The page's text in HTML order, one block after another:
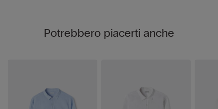
Potrebbero piacerti anche